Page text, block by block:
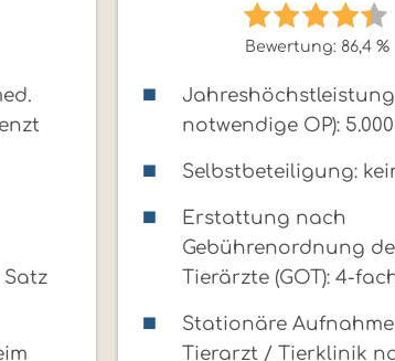
Satz
Bewertung: 86,4 %
Jahreshöchstleistung
notwendige OP):
Selbstbeteiligung:
Erstattung nach
Gebührenordnung
Tierärzte (GOT): 4-
Stationäre
Tierarzt / Tierklinik